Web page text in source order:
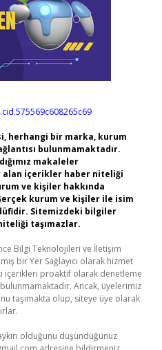
herhangi bir marka, kurum
bulunmamaktadır.
makaleler
alan içerikler haber niteliği
ve kişiler hakkında
kurum ve kişiler ile isim
Sitemizdeki bilgiler
taşımazlar.
Bilgi Teknolojileri ve İletişim
bir Yer Sağlayıcı olarak hizmet
içerikleri proaktif olarak denetleme
Ancak, üyelerimiz
taşımakta olup, siteye üye olarak
olduğunu düşündüğünüz